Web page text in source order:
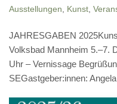
Ausstellungen, Kunst,
JAHRESGABEN
Volksbad Mannheim 5.–7.
Uhr – Vernissage
SEGastgeber:innen: